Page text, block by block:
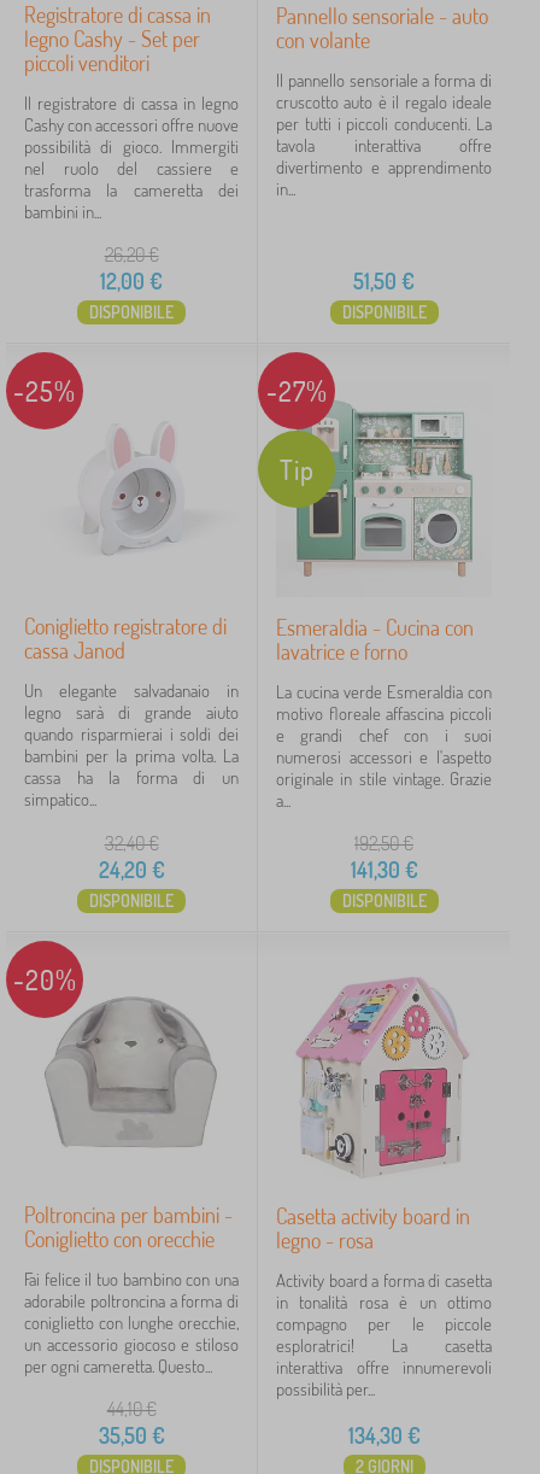
Registratore di cassa in
legno Cashy - Set per
piccoli venditori
Il registratore di cassa in legno
Cashy con accessori offre nuove
possibilità di gioco. Immergiti
nel ruolo del cassiere e
trasforma la cameretta dei
bambini in...
26,20€
12,00 €
DISPONIBILE
Pannello sensoriale - auto
con volante
Il pannello sensoriale a forma di
cruscotto auto è il regalo ideale
per tutti i piccoli conducenti. La
tavola interattiva offre
divertimento e apprendimento
in...
51,50 €
DISPONIBILE
-25%
Coniglietto registratore di
cassa Janod
Un elegante salvadanaio in
legno sarà di grande aiuto
quando risparmierai i soldi dei
bambini per la prima volta. La
cassa ha la forma di un
simpatico...
32,40€
24,20 €
DISPONIBILE
-27%
Tip
Esmeraldia - Cucina con
lavatrice e forno
La cucina verde Esmeraldia con
motivo floreale affascina piccoli
e grandi chef con i suoi
numerosi accessori e l'aspetto
originale in stile vintage. Grazie
a...
192,50€
141,30 €
DISPONIBILE
-20%
Poltroncina per bambini -
Coniglietto con orecchie
Fai felice il tuo bambino con una
adorabile poltroncina a forma di
coniglietto con lunghe orecchie,
un accessorio giocoso e stiloso
per ogni cameretta. Questo...
44,10€
35,50 €
DISPONIBILE
Casetta activity board in
legno - rosa
Activity board a forma di casetta
in tonalità rosa è un ottimo
compagno per le piccole
esploratrici! La casetta
interattiva offre innumerevoli
possibilità per...
134,30 €
2 GIORNI